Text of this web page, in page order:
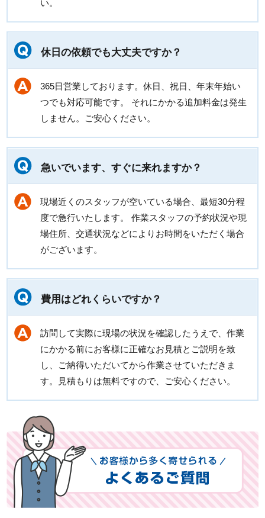
い。
休日の依頼でも大丈夫ですか？
365日営業しております。休日、祝日、年末年始い
つでも対応可能です。 それにかかる追加料金は発生
しません。ご安心ください。
急いでいます、すぐに来れますか？
現場近くのスタッフが空いている場合、最短30分程
度で急行いたします。 作業スタッフの予約状況や現
場住所、交通状況などによりお時間をいただく場合
がございます。
費用はどれくらいですか？
訪問して実際に現場の状況を確認したうえで、作業
にかかる前にお客様に正確なお見積とご説明を致
し、ご納得いただいてから作業させていただきま
す。見積もりは無料ですので、ご安心ください。